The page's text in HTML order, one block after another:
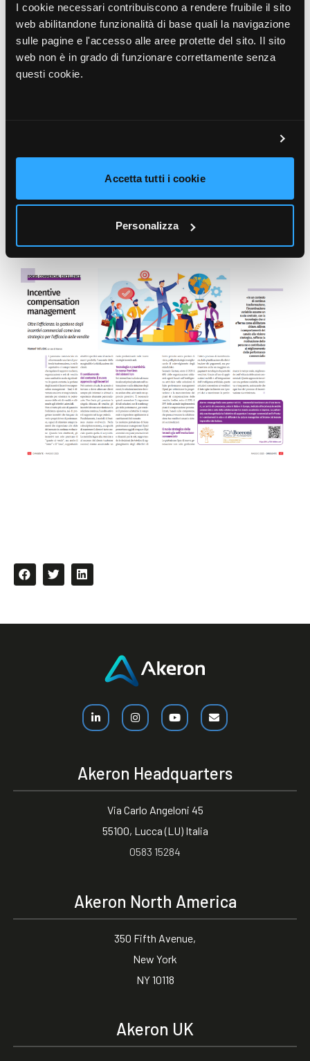
I cookie necessari contribuiscono a rendere fruibile il sito
web abilitandone funzionalità di base quali la navigazione
sulle pagine e l'accesso alle aree protette del sito. Il sito
web non è in grado di funzionare correttamente senza
questi cookie.
Accetta tutti i cookie
Personalizza
Attraverso l’impiego di piattaforme digitali
avanzate, come quelle basate sull’intelligenza
artificiale, è possibile migliorare la trasparenza, la
Leggi l’articolo completo a pagina 48 su
– Maggio 2025.
Akeron Headquarters
Via Carlo Angeloni 45
55100, Lucca (LU) Italia
0583 15284
Akeron North America
350 Fifth Avenue,
New York
NY 10118
Akeron UK